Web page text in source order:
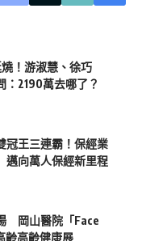
！游淑慧、徐巧
：2190萬去哪了？
冠王三連霸！保經業
向萬人保經新里程
岡山醫院「Face
高齡健康展